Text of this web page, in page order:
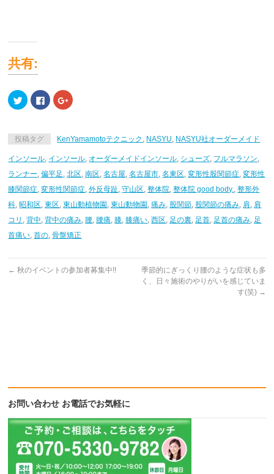
共有:
ク
リ
て
Twitter
共
有
(新
し
い
ウ
ィ
ン
ド
ウ
開
す)
Facebook
で
る
ク
リ
ッ
ク
し
て
く
だ
さ
い
(新
し
ィ
ン
ド
ク
リ
て
Google+
共
有
(新
し
い
ウ
ィ
ン
ド
ウ
で
開
す)
投稿タグ KenYamamotoテクニック , NASYU, NASYU社オーダーメイド
インソール, インソール, オーダーメイドインソール, シューズ, フルマラソン,
ランナー,偏平足 ,北区,南区,名古屋,名古屋市,名東区,変形性股関節症,変形性
膝関節症,変形性関節症,外反母趾,守山区,整体院,整体院 good body.,整形外
科, 昭和区,東区,東山動植物園 ,東山動物園 ,痛み, 股関節, 股関節の痛み, 肩, 肩
コリ ,背中,背中の痛み, 腰, 腰痛, 膝, 膝痛い,西区, 足の裏, 足首, 足首の痛み, 足
首痛い,首の,骨盤矯正
← 秋のイベントの参加者募集中!!
季節的にぎっくり腰のような症状も多
く、日々施術のやりがいを感じていま
す(笑) →
お問い合わせ お電話でお気軽に